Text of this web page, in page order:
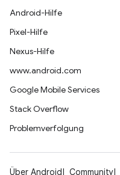
Android-Hilfe
Pixel-Hilfe
Nexus-Hilfe
www.android.com
Google Mobile Services
Stack Overflow
Problemverfolgung
Über Android Community